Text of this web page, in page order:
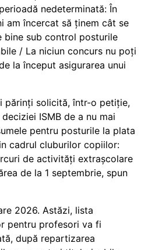
nedeterminată: În
am încercat să ținem cât se
bine sub control posturile
/ La niciun concurs nu poți
la început asigurarea unui
părinți solicită, într-o petiție,
ISMB de a nu mai
pentru posturile la plata
cadrul cluburilor copiilor:
de activități extrașcolare
de la 1 septembrie, spun
2026. Astăzi, lista
pentru profesori va fi
după repartizarea